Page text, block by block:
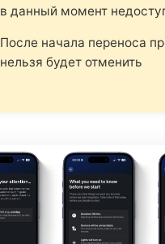
в данный момент
После начала переноса
нельзя будет отменить